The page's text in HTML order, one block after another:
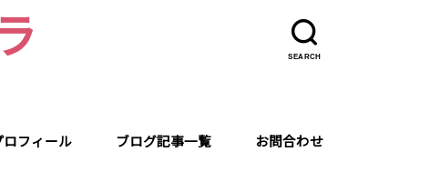
SEARCH
ロフィール ブログ記事一覧 お問合わせ